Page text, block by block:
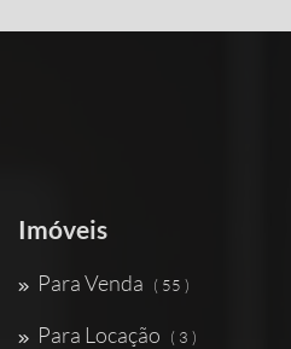
Imóveis
Para Venda ( 55 )
Para Locação ( 3 )